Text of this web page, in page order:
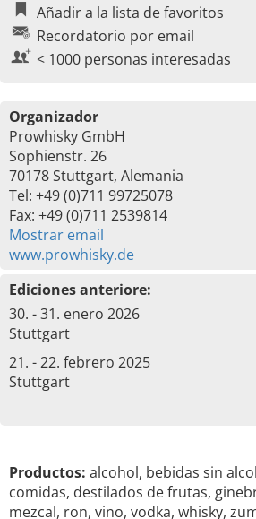
Añadir a la lista de favoritos
Recordatorio por email
< 1000 personas interesadas
Organizador
Prowhisky GmbH
Sophienstr. 26
70178 Stuttgart, Alemania
Tel: +49 (0)711 99725078
Fax: +49 (0)711 2539814
Mostrar email
www.prowhisky.de
Ediciones anteriore:
30. - 31. enero 2026
Stuttgart
21. - 22. febrero 2025
Stuttgart
Productos: alcohol, bebidas sin
comidas, destilados de frutas,
mezcal, ron, vino, vodka, whisky,